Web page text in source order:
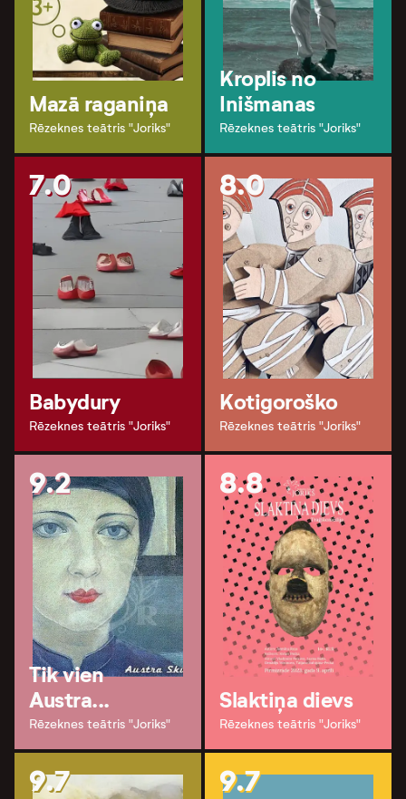
Mazā raganiņa
Rēzeknes teātris "Joriks"
Kroplis no
Inišmanas
Rēzeknes teātris "Joriks"
7.0
Babydury
Rēzeknes teātris "Joriks"
8.0
Kotigoroško
Rēzeknes teātris "Joriks"
9.2
Tik vien
Austra...
Rēzeknes teātris "Joriks"
8.8
Slaktiņa dievs
Rēzeknes teātris "Joriks"
9.7 9.7